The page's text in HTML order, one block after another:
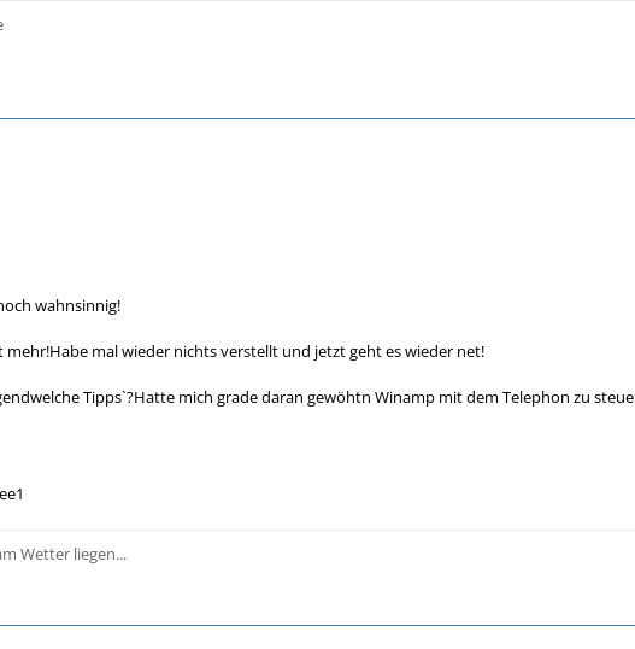
wahnsinnig!
mehr!Habe mal wieder nichts verstellt und jetzt geht es wieder net!
Tipps`?Hatte mich grade daran gewöhtn Winamp mit dem Telephon zu
Wetter liegen...